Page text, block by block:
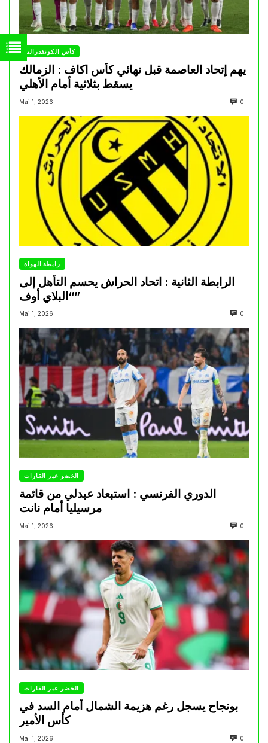
كأس الكونفدرالية
يهم إتحاد العاصمة قبل نهائي كأس اكاف : الزمالك
Mai 1, 2026 0
رابطة الهواة
الرابطة الثانية : اتحاد الحراش يحسم التأهل إلى
“البلاي أوف”
Mai 1, 2026 0
الخضر عبر القارات
الدوري الفرنسي : استبعاد عبدلي من قائمة
مرسيليا أمام نانت
Mai 1, 2026 0
الخضر عبر القارات
بونجاح يسجل رغم هزيمة الشمال أمام السد في
كأس الأمير
Mai 1, 2026 0